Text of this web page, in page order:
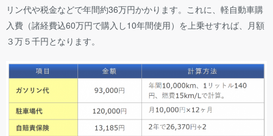
リン代や税金などで年間約36万円かかります。これに、軽自動車購
入費（諸経費込60万円で購入し10年間使用）を上乗せすれば、月額
３万５千円となります。